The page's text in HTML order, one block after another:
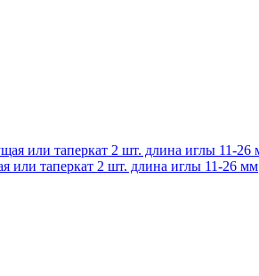
или таперкат 2 шт. длина иглы 11-26 мм